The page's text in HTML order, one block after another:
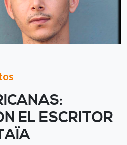
EL ESCRITOR